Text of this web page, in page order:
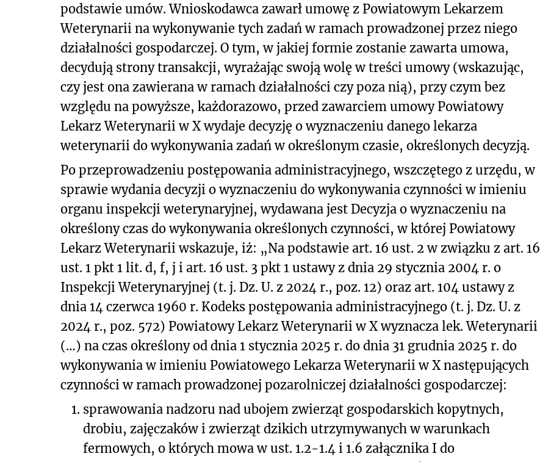
podstawie umów. Wnioskodawca zawarł umowę z Powiatowym Lekarzem
Weterynarii na wykonywanie tych zadań w ramach prowadzonej przez niego
działalności gospodarczej. O tym, w jakiej formie zostanie zawarta umowa,
decydują strony transakcji, wyrażając swoją wolę w treści umowy (wskazując,
czy jest ona zawierana w ramach działalności czy poza nią), przy czym bez
względu na powyższe, każdorazowo, przed zawarciem umowy Powiatowy
Lekarz Weterynarii w X wydaje decyzję o wyznaczeniu danego lekarza
weterynarii do wykonywania zadań w określonym czasie, określonych decyzją.
Po przeprowadzeniu postępowania administracyjnego, wszczętego z urzędu, w
sprawie wydania decyzji o wyznaczeniu do wykonywania czynności w imieniu
organu inspekcji weterynaryjnej, wydawana jest Decyzja o wyznaczeniu na
określony czas do wykonywania określonych czynności, w której Powiatowy
Lekarz Weterynarii wskazuje, iż: „Na podstawie art. 16 ust. 2 w związku z art. 16
ust. 1 pkt 1 lit. d, f, j i art. 16 ust. 3 pkt 1 ustawy z dnia 29 stycznia 2004 r. o
Inspekcji Weterynaryjnej (t. j. Dz. U. z 2024 r., poz. 12) oraz art. 104 ustawy z
dnia 14 czerwca 1960 r. Kodeks postępowania administracyjnego (t. j. Dz. U. z
2024 r., poz. 572) Powiatowy Lekarz Weterynarii w X wyznacza lek. Weterynarii
(…) na czas określony od dnia 1 stycznia 2025 r. do dnia 31 grudnia 2025 r. do
wykonywania w imieniu Powiatowego Lekarza Weterynarii w X następujących
czynności w ramach prowadzonej pozarolniczej działalności gospodarczej:
1. sprawowania nadzoru nad ubojem zwierząt gospodarskich kopytnych,
drobiu, zajęczaków i zwierząt dzikich utrzymywanych w warunkach
fermowych, o których mowa w ust. 1.2-1.4 i 1.6 załącznika I do